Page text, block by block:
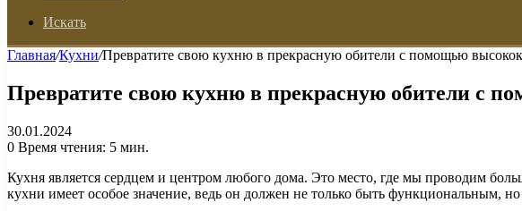
Искать
Главная/Кухни/Превратите свою кухню в прекрасную обители с помощью
Превратите свою кухню в прекрасную обители с
30.01.2024
0 Время чтения: 5 мин.
Кухня является сердцем и центром любого дома. Это место, где мы проводим
кухни имеет особое значение, ведь он должен не только быть функциональным,